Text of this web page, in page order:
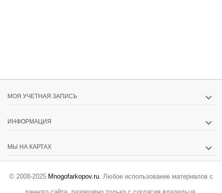
МОЯ УЧЕТНАЯ ЗАПИСЬ
ИНФОРМАЦИЯ
МЫ НА КАРТАХ
© 2008-2025 Mnogofarkopov.ru. Любое использование материалов с